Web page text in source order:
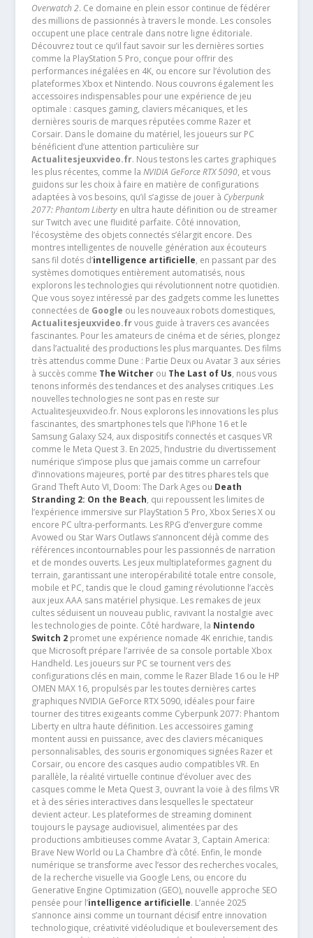
Overwatch 2. Ce domaine en plein essor continue de fédérer
des millions de passionnés à travers le monde. Les consoles
occupent une place centrale dans notre ligne éditoriale.
Découvrez tout ce qu’il faut savoir sur les dernières sorties
comme la PlayStation 5 Pro, conçue pour offrir des
performances inégalées en 4K, ou encore sur l’évolution des
plateformes Xbox et Nintendo. Nous couvrons également les
accessoires indispensables pour une expérience de jeu
optimale : casques gaming, claviers mécaniques, et les
dernières souris de marques réputées comme Razer et
Corsair. Dans le domaine du matériel, les joueurs sur PC
bénéficient d’une attention particulière sur
Actualitesjeuxvideo.fr. Nous testons les cartes graphiques
les plus récentes, comme la NVIDIA GeForce RTX 5090, et vous
guidons sur les choix à faire en matière de configurations
adaptées à vos besoins, qu’il s’agisse de jouer à Cyberpunk
2077: Phantom Libertyen ultra haute définition ou de streamer
sur Twitch avec une fluidité parfaite. Côté innovation,
l’écosystème des objets connectés s’élargit encore. Des
montres intelligentes de nouvelle génération aux écouteurs
sans fil dotés d’intelligence artificielle, en passant par des
systèmes domotiques entièrement automatisés, nous
explorons les technologies qui révolutionnent notre quotidien.
Que vous soyez intéressé par des gadgets comme les lunettes
connectées de Google ou les nouveaux robots domestiques,
Actualitesjeuxvideo.frvous guide à travers ces avancées
fascinantes. Pour les amateurs de cinéma et de séries, plongez
dans l’actualité des productions les plus marquantes. Des films
très attendus comme Dune : Partie Deux ou Avatar 3 aux séries
à succès comme The Witcherou The Last of Us, nous vous
tenons informés des tendances et des analyses critiques .Les
nouvelles technologies ne sont pas en reste sur
Actualitesjeuxvideo.fr. Nous explorons les innovations les plus
fascinantes, des smartphones tels que l’iPhone 16 et le
Samsung Galaxy S24, aux dispositifs connectés et casques VR
comme le Meta Quest 3. En 2025, l’industrie du divertissement
numérique s’impose plus que jamais comme un carrefour
d’innovations majeures, porté par des titres phares tels que
Grand Theft Auto VI, Doom: The Dark Ages ou Death
Stranding 2: On the Beach, qui repoussent les limites de
l’expérience immersive sur PlayStation 5 Pro, Xbox Series X ou
encore PC ultra-performants. Les RPG d’envergure comme
Avowed ou Star Wars Outlaws s’annoncent déjà comme des
références incontournables pour les passionnés de narration
et de mondes ouverts. Les jeux multiplateformes gagnent du
terrain, garantissant une interopérabilité totale entre console,
mobile et PC, tandis que le cloud gaming révolutionne l’accès
aux jeux AAA sans matériel physique. Les remakes de jeux
cultes séduisent un nouveau public, ravivant la nostalgie avec
les technologies de pointe. Côté hardware, la Nintendo
Switch 2promet une expérience nomade 4K enrichie, tandis
que Microsoft prépare l’arrivée de sa console portable Xbox
Handheld. Les joueurs sur PC se tournent vers des
configurations clés en main, comme le Razer Blade 16 ou le HP
OMEN MAX 16, propulsés par les toutes dernières cartes
graphiques NVIDIA GeForce RTX 5090, idéales pour faire
tourner des titres exigeants comme Cyberpunk 2077: Phantom
Liberty en ultra haute définition. Les accessoires gaming
montent aussi en puissance, avec des claviers mécaniques
personnalisables, des souris ergonomiques signées Razer et
Corsair, ou encore des casques audio compatibles VR. En
parallèle, la réalité virtuelle continue d’évoluer avec des
casques comme le Meta Quest 3, ouvrant la voie à des films VR
et à des séries interactives dans lesquelles le spectateur
devient acteur. Les plateformes de streaming dominent
toujours le paysage audiovisuel, alimentées par des
productions ambitieuses comme Avatar 3, Captain America:
Brave New World ou La Chambre d’à côté. Enfin, le monde
numérique se transforme avec l’essor des recherches vocales,
de la recherche visuelle via Google Lens, ou encore du
Generative Engine Optimization (GEO), nouvelle approche SEO
pensée pour l’intelligence artificielle. L’année 2025
s’annonce ainsi comme un tournant décisif entre innovation
technologique, créativité vidéoludique et bouleversement des